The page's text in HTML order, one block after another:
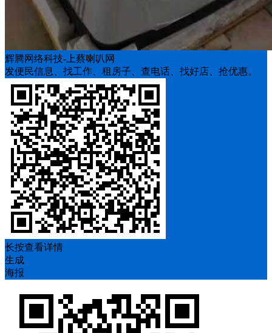
辉腾网络科技-上蔡喇叭网
发便民信息、找工作、租房子、查电话、找好店、抢优惠。
长按查看详情
生成
海报